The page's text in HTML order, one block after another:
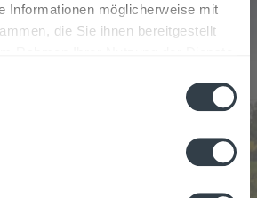
Informationen möglicherweise mit
die Sie ihnen bereitgestellt
Classic wird in den folgenden
Orten und Postleitzahl-Gebieten